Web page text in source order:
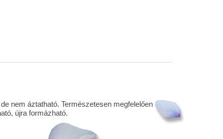
nem áztatható. Természetesen megfelelően
újra formázható.